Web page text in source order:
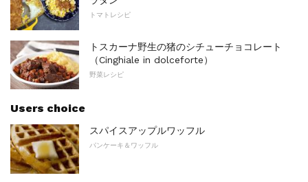
トマトレシピ
トスカーナ野生の猪のシチューチョコレート
（Cinghiale in dolceforte）
野菜レシピ
Users choice
スパイスアップルワッフル
パンケーキ＆ワッフル